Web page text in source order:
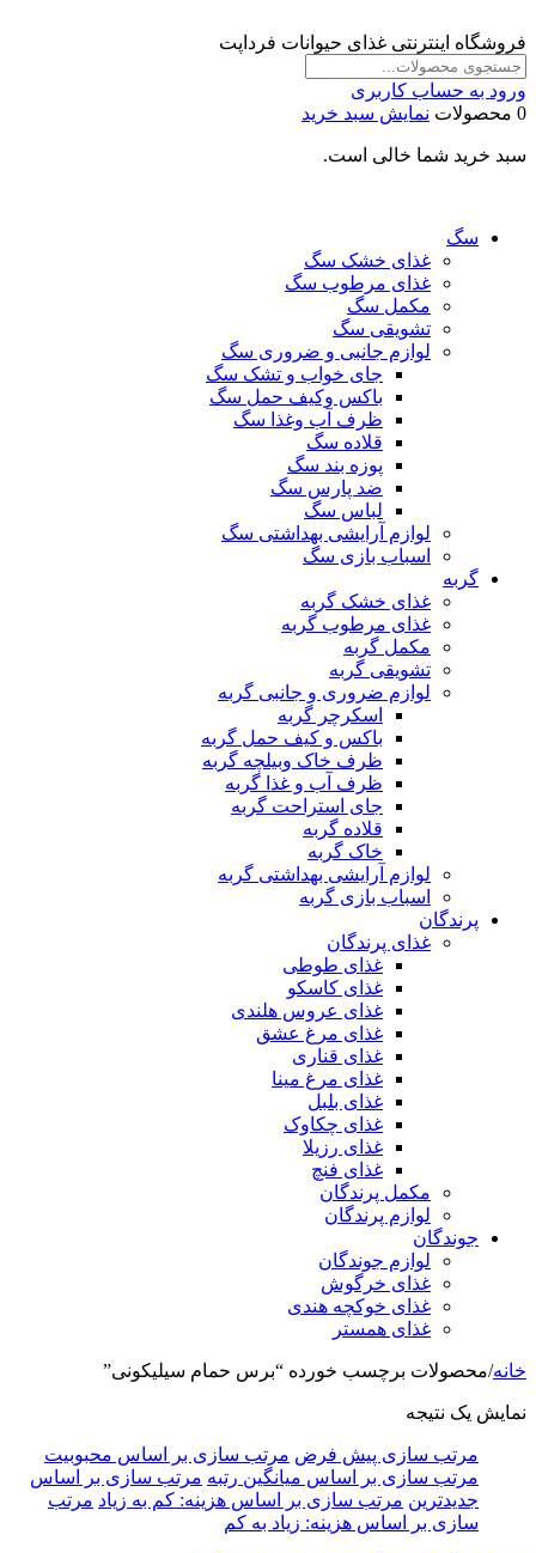
فروشگاه اینترنتی غذای حیوانات فرداپت
ورود به حساب کاربری
0 محصولات
نمایش سبد خرید
سبد خرید شما خالی است.
سگ
غذای خشک سگ
غذای مرطوب سگ
مکمل سگ
تشویقی سگ
لوازم جانبی و ضروری سگ
جای خواب و تشک سگ
باکس وکیف حمل سگ
ظرف آب وغذا سگ
قلاده سگ
پوزه بند سگ
ضد پارس سگ
لباس سگ
لوازم آرایشی بهداشتی سگ
اسباب بازی سگ
گربه
غذای خشک گربه
غذای مرطوب گربه
مکمل گربه
تشویقی گربه
لوازم ضروری و جانبی گربه
اسکرچر گربه
باکس و کیف حمل گربه
ظرف خاک وبیلچه گربه
ظرف آب و غذا گربه
جای استراحت گربه
قلاده گربه
خاک گربه
لوازم آرایشی بهداشتی گربه
اسباب بازی گربه
پرندگان
غذای پرندگان
غذای طوطی
غذای کاسکو
غذای عروس هلندی
غذای مرغ عشق
غذای قناری
غذای مرغ مینا
غذای بلبل
غذای چکاوک
غذای رزیلا
غذای فنچ
مکمل پرندگان
لوازم پرندگان
جوندگان
لوازم جوندگان
غذای خرگوش
غذای خوکچه هندی
غذای همستر
خانه/محصولات برچسب خورده “برس حمام سیلیکونی”
نمایش یک نتیجه
مرتب سازی پیش فرض مرتب سازی بر اساس محبوبیت
مرتب سازی بر اساس میانگین رتبه مرتب سازی بر اساس
جدیدترین مرتب سازی بر اساس هزینه: کم به زیاد مرتب
سازی بر اساس هزینه: زیاد به کم